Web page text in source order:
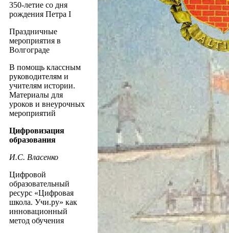
350-летие со дня
рождения Петра I
Праздничные
мероприятия в
Волгограде
В помощь классным
руководителям и
учителям истории.
Материалы для
уроков и внеурочных
мероприятий
Цифровизация
образования
И.С. Власенко
Цифровой
образовательный
ресурс «Цифровая
школа. Учи.ру» как
инновационный
метод обучения